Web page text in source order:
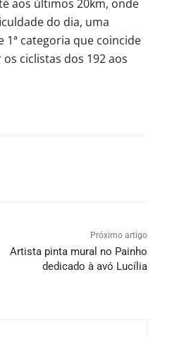
aos últimos 20km, onde
do dia, uma
categoria que coincide
ciclistas dos 192 aos
Próximo artigo
Artista pinta mural no Painho
dedicado à avó Lucília